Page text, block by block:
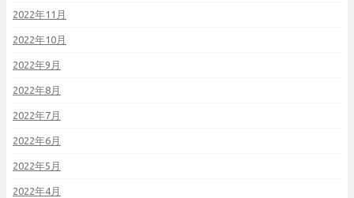
2022年11月
2022年10月
2022年9月
2022年8月
2022年7月
2022年6月
2022年5月
2022年4月